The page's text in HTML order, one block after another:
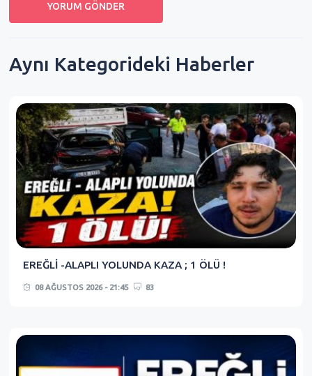
Aynı Kategorideki Haberler
EREĞLİ -ALAPLI YOLUNDA KAZA ; 1 ÖLÜ !
08 AĞUSTOS 2026 - 21:45 83